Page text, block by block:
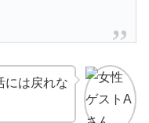
には戻れな